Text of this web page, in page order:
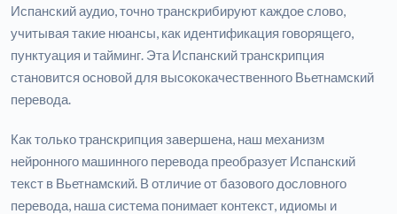
Испанский аудио, точно транскрибируют каждое слово,
учитывая такие нюансы, как идентификация говорящего,
пунктуация и тайминг. Эта Испанский транскрипция
становится основой для высококачественного Вьетнамский
перевода.
Как только транскрипция завершена, наш механизм
нейронного машинного перевода преобразует Испанский
текст в Вьетнамский. В отличие от базового дословного
перевода, наша система понимает контекст, идиомы и